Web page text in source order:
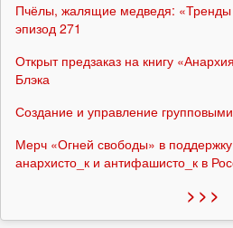
Пчёлы, жалящие медведя: «Тренды
эпизод 271
Открыт предзаказ на книгу
Блэка
Создание и управление
Мерч «Огней свободы» в
анархисто_к и антифашисто_к в
> > >